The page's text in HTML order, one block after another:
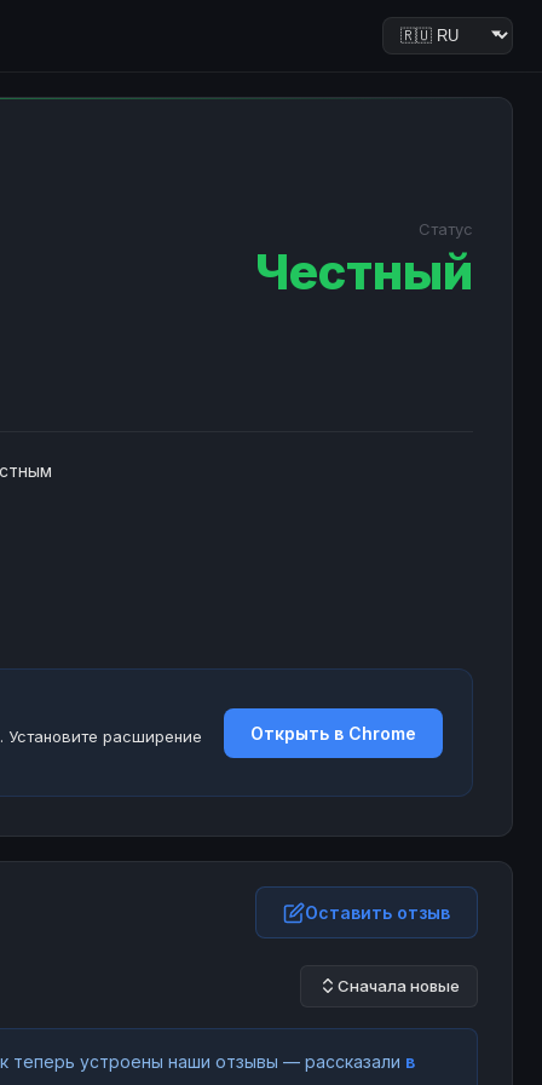
Статус
Честный
Установите расширение
Открыть в Chrome
Оставить отзыв
Сначала новые
теперь устроены наши отзывы — рассказали в